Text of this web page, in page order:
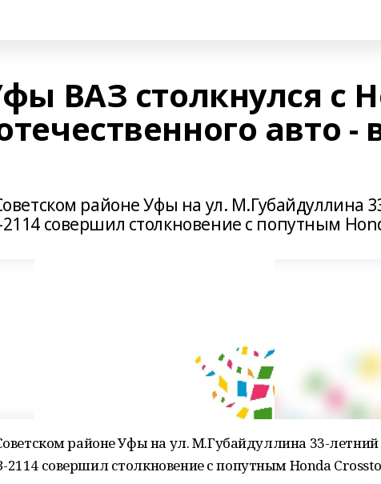
ВАЗ столкнулся с
авто -
районе Уфы на ул. М.Губайдуллина
совершил столкновение с попутным
районе Уфы на ул. М.Губайдуллина 33-летний
совершил столкновение с попутным Honda